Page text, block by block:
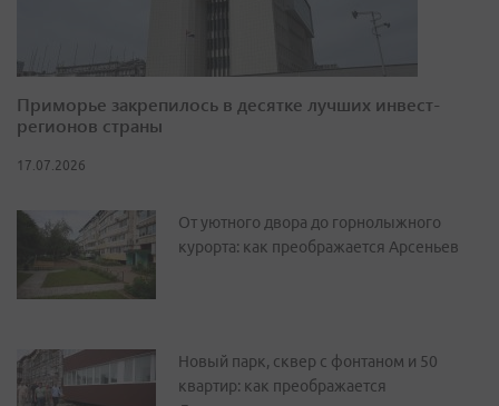
Приморье закрепилось в десятке лучших инвест-
регионов страны
17.07.2026
От уютного двора до горнолыжного
курорта: как преображается Арсеньев
Новый парк, сквер с фонтаном и 50
квартир: как преображается